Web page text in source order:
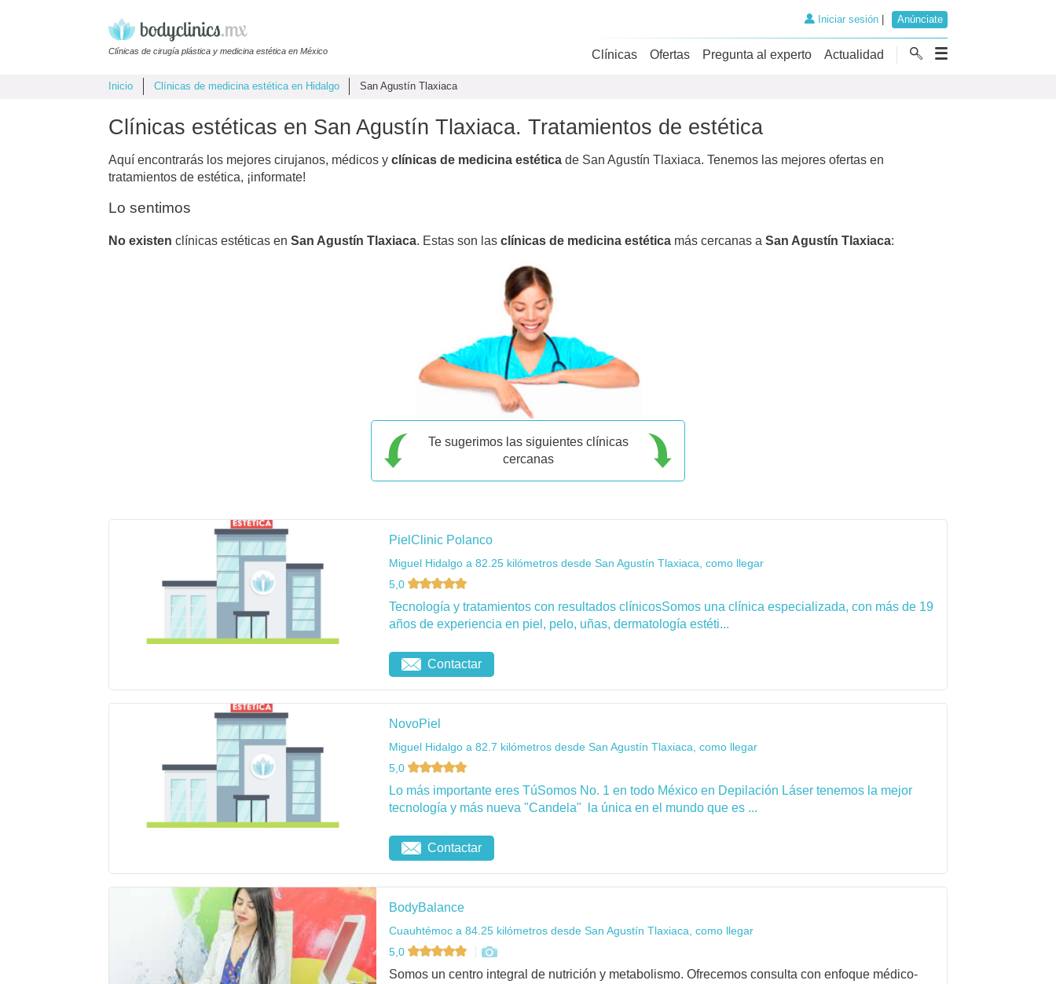
Clínicas de cirugía plástica y medicina estética en México
Iniciar sesión| Anúnciate
Clínicas Ofertas Pregunta al experto Actualidad
Inicio Clínicas de medicina estética en Hidalgo San Agustín Tlaxiaca
Clínicas estéticas en San Agustín Tlaxiaca. Tratamientos de estética
Aquí encontrarás los mejores cirujanos, médicos y clínicas de medicina estética de San Agustín Tlaxiaca. Tenemos las mejores ofertas en
tratamientos de estética, ¡informate!
Lo sentimos
No existen clínicas estéticas en San Agustín Tlaxiaca. Estas son las clínicas de medicina estética más cercanas a San Agustín Tlaxiaca:
Te sugerimos las siguientes clínicas
cercanas
PielClinic Polanco
Miguel Hidalgo a 82.25 kilómetros desde San Agustín Tlaxiaca, como llegar
5,0
Tecnología y tratamientos con resultados clínicosSomos una clínica especializada, con más de 19
años de experiencia en piel, pelo, uñas, dermatología estéti...
Contactar
NovoPiel
Miguel Hidalgo a 82.7 kilómetros desde San Agustín Tlaxiaca, como llegar
5,0
Lo más importante eres TúSomos No. 1 en todo México en Depilación Láser tenemos la mejor
tecnología y más nueva "Candela" la única en el mundo que es ...
Contactar
BodyBalance
Cuauhtémoc a 84.25 kilómetros desde San Agustín Tlaxiaca, como llegar
5,0
Somos un centro integral de nutrición y metabolismo. Ofrecemos consulta con enfoque médico-